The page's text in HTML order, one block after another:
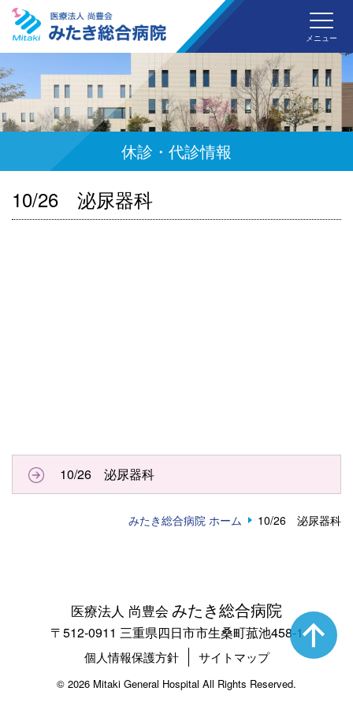
みた
メニュー
休診・代診情報
10/26 泌尿器科
10/26 泌尿器科
みたき総合病院 ホーム 10/26 泌尿器科
医療法人 尚豊会 みたき総合病院
〒512-0911 三重県四日市市生桑町菰池458-1
個人情報保護方針 サイトマップ
© 2026 Mitaki General Hospital All Rights Reserved.